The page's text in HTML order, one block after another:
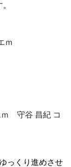
ｍ
ｍ 守谷 昌紀 コ
っくり進めさせ